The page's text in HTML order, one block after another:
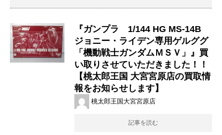
『ガンプラ 1/144 ​HG ​MS-14B ​
ジョニー・ライデン専用ゲルググ
「機動戦士ガンダムＭＳＶ」』買
い取りさせていただきました！！
【桃太郎王国 大宮宮原店の買取情
報をお知らせします】
桃太郎王国大宮宮原店
記事を読む